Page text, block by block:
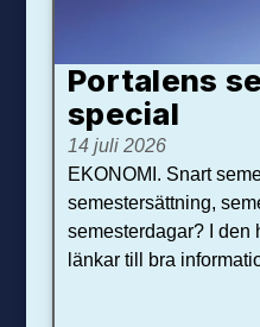
Portalens
special
14 juli 2026
EKONOMI. Snart
semestersättning,
semesterdagar? I den
länkar till bra